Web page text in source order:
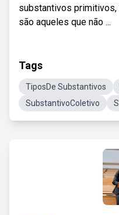
substantivos primitivos,
são aqueles que não ...
Tags
TiposDe Substantivos
SubstantivoColetivo